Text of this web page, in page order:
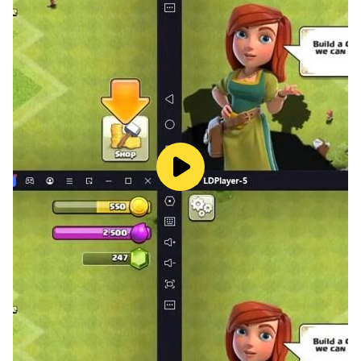
aplikasi dan mendengarkannya berulang kali!
Malas membuat mix sendiri? Gak masalah, biarkan
mode otomatis membuatkannya untukmu!
Naikkan volumenya dan santai ;)
****************
Incredibox, kreasi studio So Far So Good yang
berbasis di Lyon, Prancis, dibuat pada tahun 2009.
Dimulai sebagai halaman web, kemudian dirilis
sebagai aplikasi mobile dan tablet dan langsung
menjadi hit. Aplikasi ini telah memenangkan beberapa
penghargaan dan muncul di berbagai media
internasional, termasuk: BBC, Adobe, FWA, Gizmodo,
Slate, Konbini, Softonic, Kotaku, Cosmopolitan,
PocketGamer, AppAdvice, AppSpy, Vice, Ultralinx, dan